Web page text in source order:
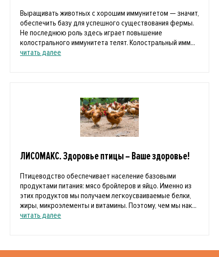
Выращивать животных с хорошим иммунитетом — значит,
обеспечить базу для успешного существования фермы.
Не последнюю роль здесь играет повышение
колострального иммунитета телят. Колостральный имм...
читать далее
ЛИСОМАКС. Здоровье птицы – Ваше здоровье!
Птицеводство обеспечивает население базовыми
продуктами питания: мясо бройлеров и яйцо. Именно из
этих продуктов мы получаем легкоусваиваемые белки,
жиры, микроэлементы и витамины. Поэтому, чем мы нак...
читать далее